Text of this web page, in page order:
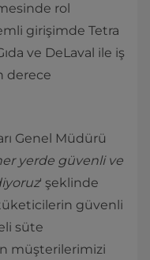
rol
girişimde Tetra
ve DeLaval ile iş
derece
Genel Müdürü
her yerde güvenli ve
' şeklinde
güvenli
süte
müşterilerimizi